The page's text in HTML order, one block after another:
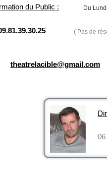
du Public : Du
( Pas de
theatrelacible@gmail.com
06